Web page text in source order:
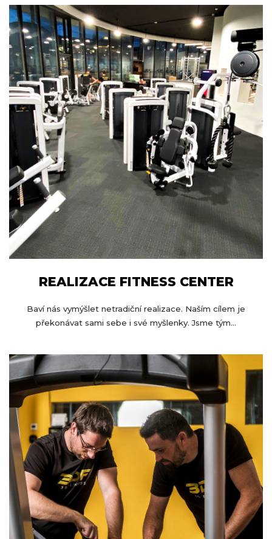
REALIZACE FITNESS CENTER
Baví nás vymýšlet netradiční realizace. Naším cílem je
překonávat sami sebe i své myšlenky. Jsme tým...